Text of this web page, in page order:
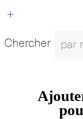
+
Chercher